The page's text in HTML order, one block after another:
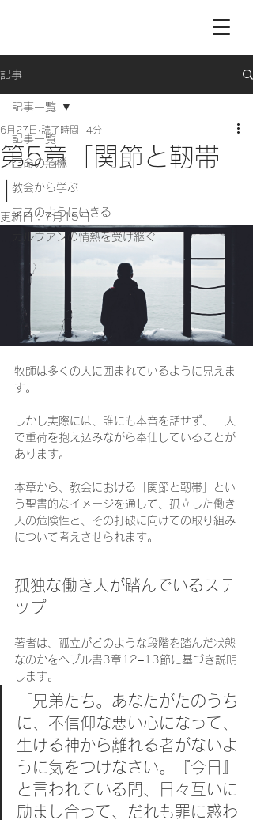
記事
記事一覧
召命の危機
教会から学ぶ
フスのようにいきる
カルヴァンの情熱を受け継ぐ
記事一覧
第5章「関節と靭帯
」
6月27日 読了時間: 4分
更新日：7月15日
牧師は多くの人に囲まれているように見えま
す。
しかし実際には、誰にも本音を話せず、一人
で重荷を抱え込みながら奉仕していることが
あります。
本章から、教会における「関節と靭帯」とい
う聖書的なイメージを通して、孤立した働き
人の危険性と、その打破に向けての取り組み
について考えさせられます。
孤独な働き人が踏んでいるステ
ップ
著者は、孤立がどのような段階を踏んだ状態
なのかをヘブル書3章12–13節に基づき説明
します。
「兄弟たち。あなたがたのうち
に、不信仰な悪い心になって、
生ける神から離れる者がないよ
うに気をつけなさい。『今日』
と言われている間、日々互いに
励まし合って、だれも罪に惑わ